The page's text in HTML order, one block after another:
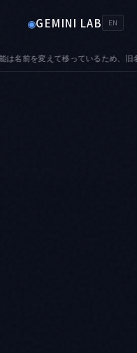
◉GEMINI LAB EN
くくなっています ●SUNSET —